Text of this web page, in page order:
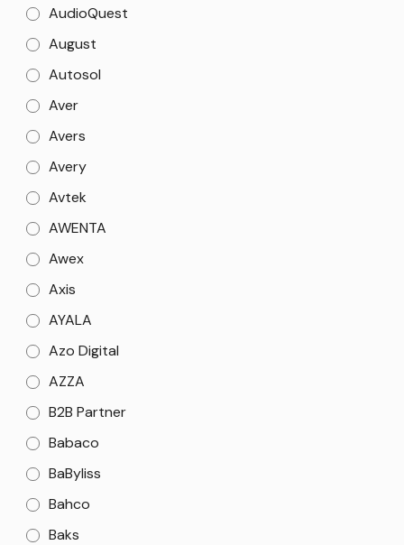
AudioQuest
August
Autosol
Aver
Avers
Avery
Avtek
AWENTA
Awex
Axis
AYALA
Azo Digital
AZZA
B2B Partner
Babaco
BaByliss
Bahco
Baks